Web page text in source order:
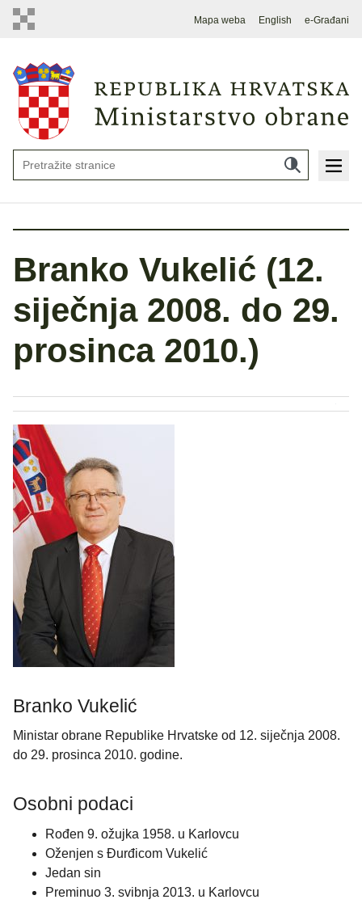
Mapa weba English e-Građani
Branko Vukelić (12.
siječnja 2008. do 29.
prosinca 2010.)
Branko Vukelić
Ministar obrane Republike Hrvatske od 12. siječnja 2008.
do 29. prosinca 2010. godine.
Osobni podaci
Rođen 9. ožujka 1958. u Karlovcu
Oženjen s Đurđicom Vukelić
Jedan sin
Preminuo 3. svibnja 2013. u Karlovcu